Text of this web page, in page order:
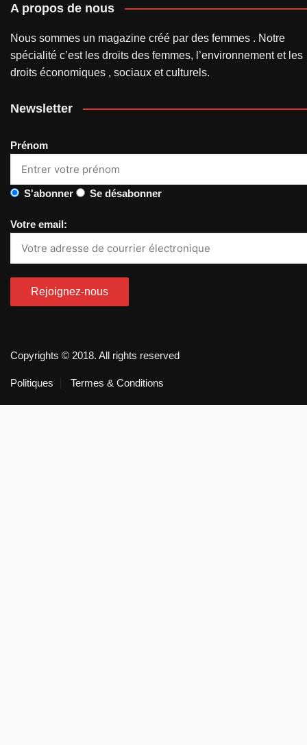
A propos de nous
Nous sommes un magazine créé par des femmes . Notre
spécialité c’est les droits des femmes, l’environnement et les
droits économiques , sociaux et culturels.
Newsletter
Prénom
S'abonner Se désabonner
Votre email:
Copyrights © 2018. All rights reserved
Politiques Termes & Conditions